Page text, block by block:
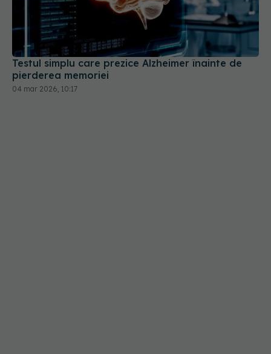
Testul simplu care prezice Alzheimer înainte de
pierderea memoriei
04 mar 2026, 10:17